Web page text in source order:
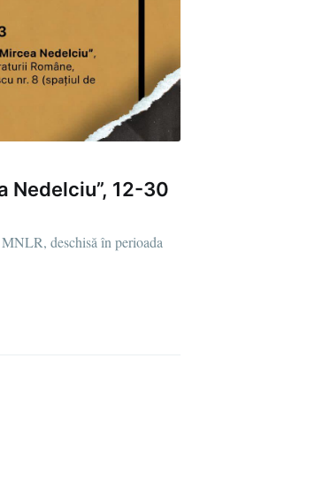
Nedelciu”, 12-30
deschisă în perioada